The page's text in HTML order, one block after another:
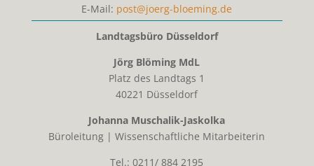
E-Mail: post@joerg-bloeming.de
Landtagsbüro Düsseldorf
Jörg Blöming MdL
Platz des Landtags 1
40221 Düsseldorf
Johanna Muschalik-Jaskolka
Büroleitung | Wissenschaftliche Mitarbeiterin
Tel.: 0211/ 884 2195